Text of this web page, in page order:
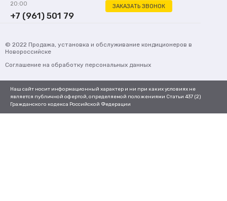
ЗАКАЗАТЬ ЗВОНОК
20:00
+7 (961) 501 79
© 2022 Продажа, установка и обслуживание кондиционеров в
Новороссийске
Соглашение на обработку персональных данных
Наш сайт носит информационный характер и ни при каких условиях не
является публичной офертой, определяемой положениями Статьи 437 (2)
Гражданского кодекса Российской Федерации